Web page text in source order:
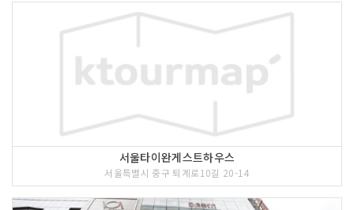
서울타이완게스트하우스
서울특별시 중구 퇴계로10길 20-14